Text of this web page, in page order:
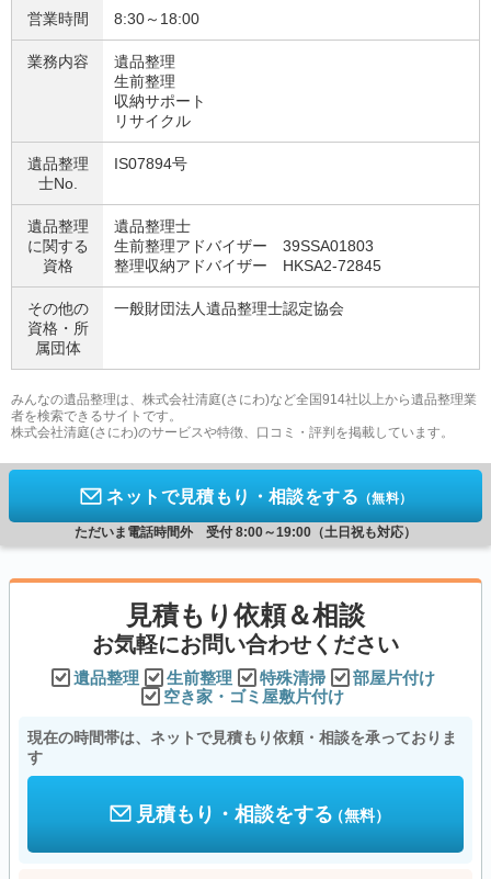
営業時間 8:30～18:00
業務内容
遺品整理
生前整理
収納サポート
リサイクル
遺品整理
士No.
IS07894号
遺品整理
に関する
資格
遺品整理士
生前整理アドバイザー 39SSA01803
整理収納アドバイザー HKSA2-72845
その他の
資格・ 所
属団体
一般財団法人遺品整理士認定協会
みんなの遺品整理は、株式会社清庭(さにわ)など全国914社以上から遺品整理業
者を検索できるサイトです。
株式会社清庭(さにわ)のサービスや特徴、口コミ・評判を掲載しています。
ネットで見積もり・相談をする （無料）
ただいま電話時間外 受付 8:00～19:00（土日祝も対応）
見積もり依頼＆相談
お気軽にお問い合わせください
遺品整理 生前整理 特殊清掃
部屋片付け
空き家・ゴミ屋敷片付け
現在の時間帯は、ネットで見積もり依頼・相談を承っておりま
す
見積もり・相談をする（無料）